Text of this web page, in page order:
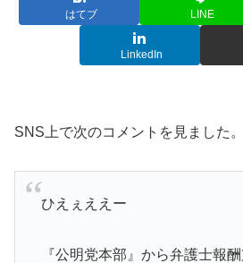
はてブ LINE
LinkedIn
SNS上で次のコメントを見ました。
ひえぇええー
『公明党本部』から弁護士報